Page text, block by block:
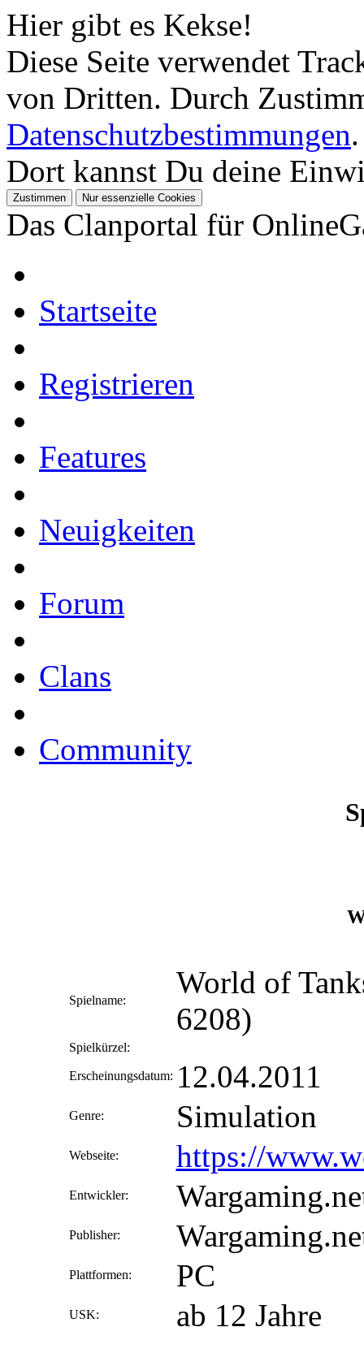
Hier gibt es Kekse!
Diese Seite verwendet
von Dritten. Durch
Datenschutzbestimmungen.
Dort kannst Du deine
Das Clanportal für
Startseite
Registrieren
Features
Neuigkeiten
Forum
Clans
Community
Spielname:
World of
6208)
Spielkürzel:
Erscheinungsdatum: 12.04.2011
Genre: Simulation
Webseite: https://
Entwickler:
Publisher:
Plattformen: PC
USK: ab 12 Jahre